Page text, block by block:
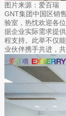
图片来源：爱百瑞
GNT集团中国区销
验室，热忱欢迎各
据企业实际需求提
程支持。此举不仅
业伙伴携手共进，